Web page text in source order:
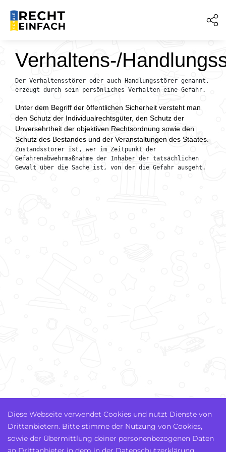
Verhaltens-/
Der Verhaltensstörer oder auch Handlungsstörer genannt,
erzeugt durch sein persönliches Verhalten eine Gefahr.
Unter dem Begriff der öffentlichen Sicherheit versteht man
den Schutz der Individualrechtsgüter, den Schutz der
Unversehrtheit der objektiven Rechtsordnung sowie den
Schutz des Bestandes und der Veranstaltungen des Staates.
Zustandsstörer ist, wer im Zeitpunkt der
Gefahrenabwehrmaßnahme der Inhaber der tatsächlichen
Gewalt über die Sache ist, von der die Gefahr ausgeht.
Diese Webseite verwendet Cookies und nutzt Dienste von
Drittanbietern. Bitte stimme der Nutzung von Cookies,
sowie der Übermittlung deiner personenbezogenen Daten